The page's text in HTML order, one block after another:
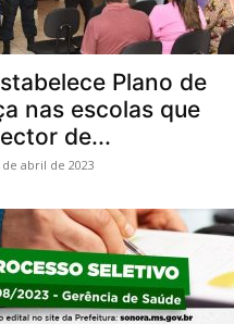
Plano de
nas escolas que
de...
de abril de 2023